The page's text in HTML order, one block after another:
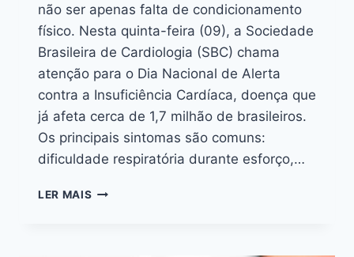
não ser apenas falta de condicionamento
físico. Nesta quinta-feira (09), a Sociedade
Brasileira de Cardiologia (SBC) chama
atenção para o Dia Nacional de Alerta
contra a Insuficiência Cardíaca, doença que
já afeta cerca de 1,7 milhão de brasileiros.
Os principais sintomas são comuns:
dificuldade respiratória durante esforço,…
LER MAIS